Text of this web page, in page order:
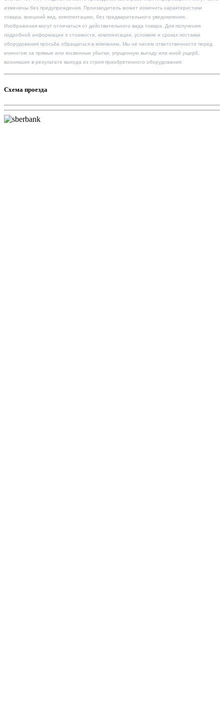
изменены без предупреждения. Производитель может изменить характеристики
товара, внешний вид, комплектацию, без предварительного уведомления.
Изображения могут отличаться от действительного вида товара. Для получения
подробной информации о стоимости, комплектации, условиях и сроках поставки
оборудования просьба обращаться в компанию. Мы не несем ответственности перед
клиентом за прямые или косвенные убытки, упущенную выгоду или иной ущерб,
возникшие в результате выхода из строя приобретенного оборудования.
Схема проезда